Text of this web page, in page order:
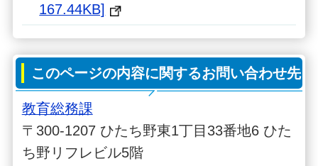
167.44KB]
このページの内容に関するお問い合わせ先
教育総務課
〒300-1207 ひたち野東1丁目33番地6 ひた
ち野リフレビル5階